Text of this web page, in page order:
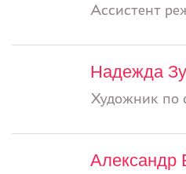
Ассистент
Надежда
Художник по
Александр